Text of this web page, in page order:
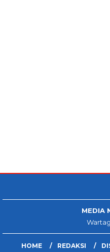
MEDIA
HOME REDAKSI